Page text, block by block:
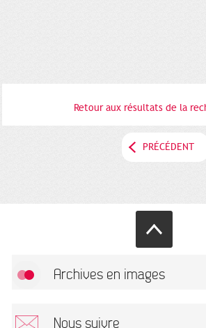
Retour aux résultats de la
PRÉCÉDENT
Archives en images
Nous suivre